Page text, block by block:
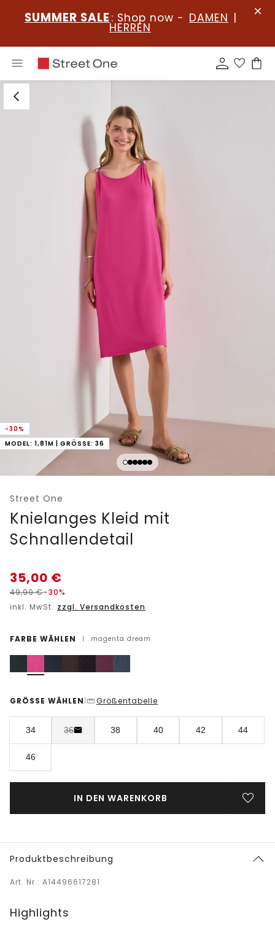
SUMMER SALE : Shop now - DAMEN |
HERREN
-30%
MODEL: 1,81M | GRÖSSE: 36
Street One
Knielanges Kleid mit
Schnallendetail
35,00 €
49,99€-30%
inkl. MwSt. zzgl. Versandkosten
FARBE WÄHLEN | magenta dream
GRÖSSE WÄHLEN | Größentabelle
34 36 38 40 42 44
46
IN DEN WARENKORB
Produktbeschreibung
Art. Nr.: A14496617281
Highlights